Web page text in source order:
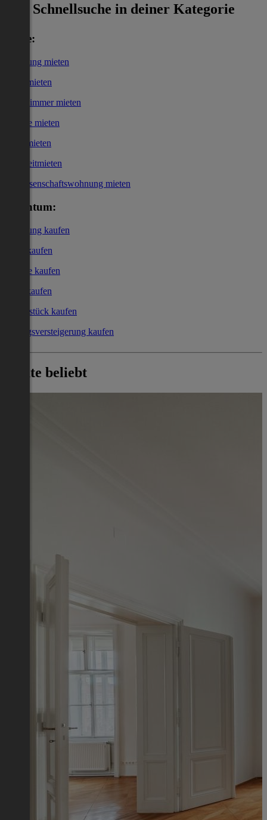
Schnellsuche in deiner Kategorie
Miete:
Wohnung mieten
Haus mieten
WG-Zimmer mieten
Garage mieten
Büro mieten
Kurzzeitmieten
Genossenschaftswohnung mieten
Eigentum:
Wohnung kaufen
Haus kaufen
Garage kaufen
Büro kaufen
Grundstück kaufen
Zwangsversteigerung kaufen
Heute beliebt